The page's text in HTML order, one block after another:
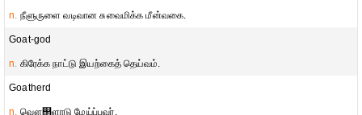
n. நீளுருளை வடிவான சுவைமிக்க மீன்வகை.
Goat-god
n. கிரேக்க நாட்டு இயற்கைத் தெய்வம்.
Goatherd
n. வௌ஢ளாடு மேய்ப்பவர்.